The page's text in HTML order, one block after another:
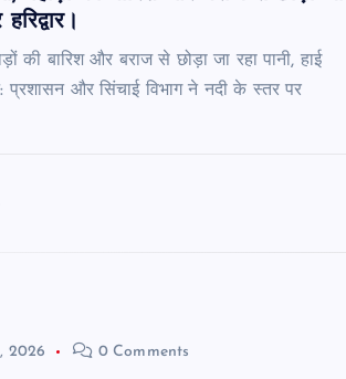
की बारिश और बराज से छोड़ा जा रहा पानी, हाई
प्रशासन और सिंचाई विभाग ने नदी के स्तर पर
2026 0 Comments